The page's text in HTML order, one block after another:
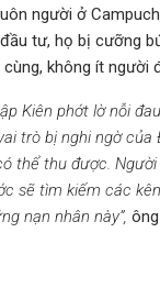
người ở
tư, họ bị cưỡng
không ít người
Kiên phớt lờ nỗi
trò bị nghi ngờ
thể thu được.
sẽ tìm kiếm các
nạn nhân này”,